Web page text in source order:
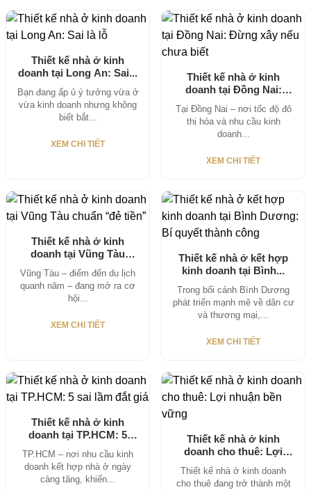
Thiết kế nhà ở kinh
doanh tại Long An: Sai...
Bạn đang ấp ủ ý tưởng vừa ở
vừa kinh doanh nhưng không
biết bắt...
XEM CHI TIẾT
Thiết kế nhà ở kinh
doanh tại Đồng Nai:
Đừng...
Tại Đồng Nai – nơi tốc độ đô
thị hóa và nhu cầu kinh
doanh...
XEM CHI TIẾT
Thiết kế nhà ở kinh
doanh tại Vũng Tàu
chuẩn...
Vũng Tàu – điểm đến du lịch
quanh năm – đang mở ra cơ
hội...
XEM CHI TIẾT
Thiết kế nhà ở kết hợp
kinh doanh tại Bình...
Trong bối cảnh Bình Dương
phát triển mạnh mẽ về dân cư
và thương mại,...
XEM CHI TIẾT
Thiết kế nhà ở kinh
doanh tại TP.HCM: 5
sai...
TP.HCM – nơi nhu cầu kinh
doanh kết hợp nhà ở ngày
càng tăng, khiến...
Thiết kế nhà ở kinh
doanh cho thuê: Lợi
nhuận...
Thiết kế nhà ở kinh doanh
cho thuê đang trở thành một